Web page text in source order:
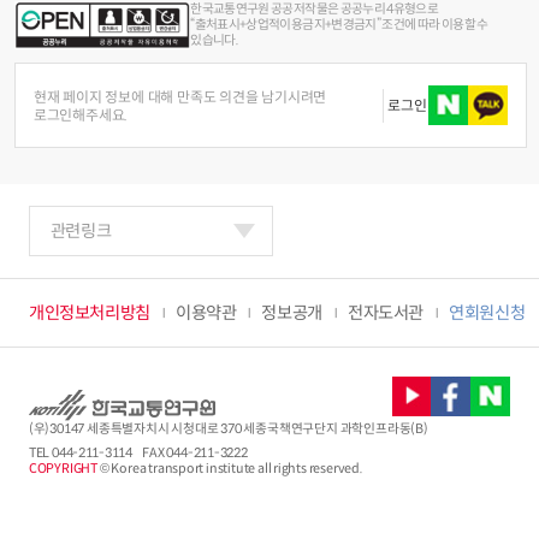
한국교통연구원 공공저작물은 공공누리 4유형으로
“출처표시+상업적이용금지+변경금지” 조건에 따라 이용할 수
있습니다.
현재 페이지 정보에 대해 만족도 의견을 남기시려면
로그인해주세요.
로그인
개인정보처리방침 이용약관 정보공개 전자도서관 연회원신청
관련링크
(우)30147 세종특별자치시 시청대로 370 세종국책연구단지 과학인프라동(B)
TEL044-211-3114
FAX 044-211-3222
COPYRIGHT© Korea transport institute all rights reserved.